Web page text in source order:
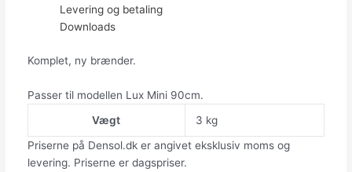
Levering og betaling
Downloads
Komplet, ny brænder.
Passer til modellen Lux Mini 90cm.
Vægt
3 kg
Priserne på Densol.dk er angivet eksklusiv moms og
levering. Priserne er dagspriser.